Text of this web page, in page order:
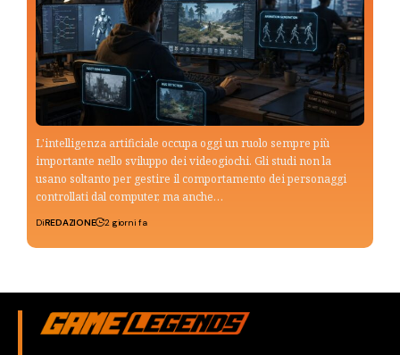
L'intelligenza artificiale occupa oggi un ruolo sempre più
importante nello sviluppo dei videogiochi. Gli studi non la
usano soltanto per gestire il comportamento dei personaggi
controllati dal computer, ma anche…
DiREDAZIONE 2 giorni fa